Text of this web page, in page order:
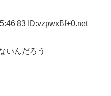
ID:vzpwxBf+0.net
いんだろう